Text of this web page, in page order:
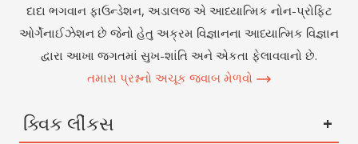
દાદા ભગવાન ફાઉન્ડેશન, અડાલજ એ આધ્યાત્મિક નોન-પ્રોફિટ
ઓર્ગેનાઈઝેશન છે જેનો હેતુ અક્રમ વિજ્ઞાનના આધ્યાત્મિક વિજ્ઞાન
દ્વારા આખા જગતમાં સુખ-શાંતિ અને એકતા ફેલાવવાનો છે.
તમારા પ્રશ્નનો અચૂક જવાબ મેળવો
ક્વિક લીંકસ